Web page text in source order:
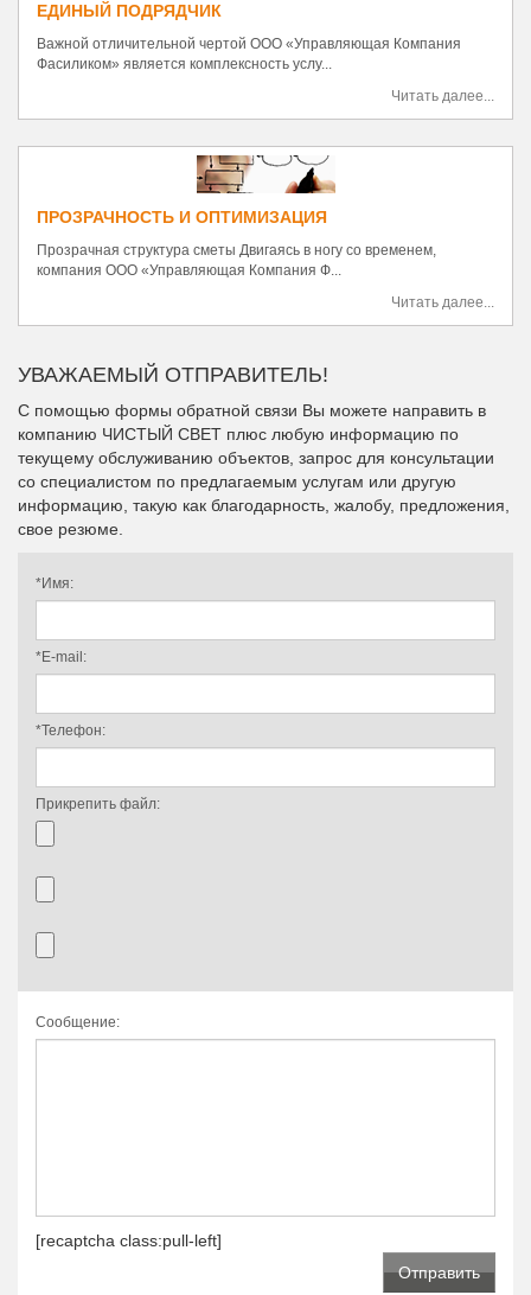
ЕДИНЫЙ ПОДРЯДЧИК
Важной отличительной чертой ООО «Управляющая Компания
Фасиликом» является комплексность услу...
Читать далее...
ПРОЗРАЧНОСТЬ И ОПТИМИЗАЦИЯ
Прозрачная структура сметы Двигаясь в ногу со временем,
компания ООО «Управляющая Компания Ф...
Читать далее...
УВАЖАЕМЫЙ ОТПРАВИТЕЛЬ!
С пoмoщью фoрмы oбратнoй связи Вы можете направить в
компанию ЧИСТЫЙ СВЕТ плюс любую информацию по
текущему обслуживанию объектов, запрос для консультации
со специалистом по предлагаемым услугам или другую
информацию, такую как благодарность, жалобу, предложения,
свое резюме.
*Имя:
*E-mail:
*Телефон:
Прикрепить файл:
Сообщение:
[recaptcha class:pull-left]